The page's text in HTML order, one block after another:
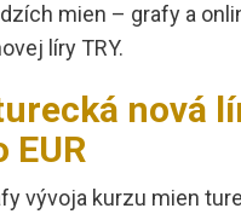
mien – grafy a
líry TRY.
nová
EUR
vývoja kurzu mien